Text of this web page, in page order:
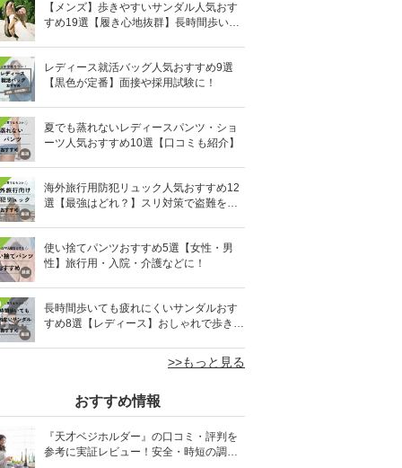
【メンズ】歩きやすいサンダル人気おす
すめ19選【履き心地抜群】長時間歩いて
レディース就活バッグ人気おすすめ9選
【黒色が定番】面接や採用試験に！
夏でも蒸れないレディースパンツ・ショ
ーツ人気おすすめ10選【口コミも紹介】
海外旅行用防犯リュック人気おすすめ12
選【最強はどれ？】スリ対策で盗難を防
使い捨てパンツおすすめ5選【女性・男
性】旅行用・入院・介護などに！
長時間歩いても疲れにくいサンダルおす
すめ8選【レディース】おしゃれで歩きや
>>もっと見る
おすすめ情報
『天才ベジホルダー』の口コミ・評判を
参考に実証レビュー！安全・時短の調理